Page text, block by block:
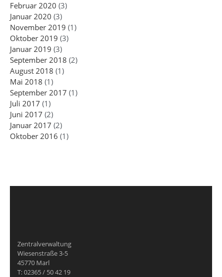
Februar 2020 (3)
Januar 2020 (3)
November 2019 (1)
Oktober 2019 (3)
Januar 2019 (3)
September 2018 (2)
August 2018 (1)
Mai 2018 (1)
September 2017 (1)
Juli 2017 (1)
Juni 2017 (2)
Januar 2017 (2)
Oktober 2016 (1)
Zentralverwaltung
Wiesenstraße 3-5
45770 Marl
T: 02365 / 50 42 19